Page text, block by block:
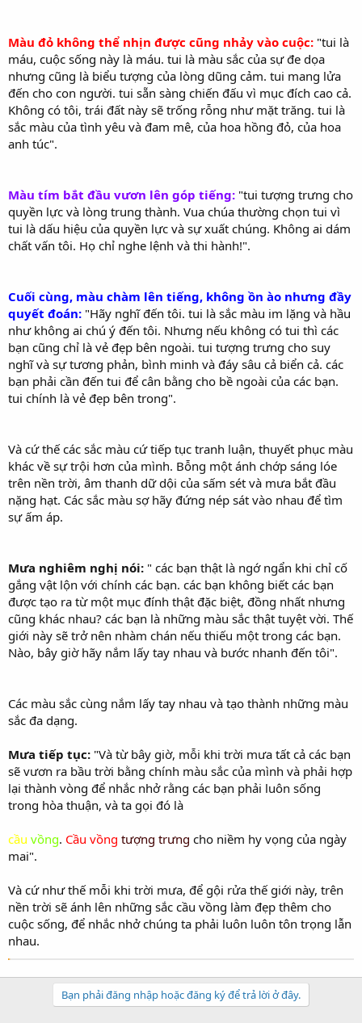
Màu đỏ không thể nhịn được cũng nhảy vào cuộc: "tui là
máu, cuộc sống này là máu. tui là màu sắc của sự đe dọa
nhưng cũng là biểu tượng của lòng dũng cảm. tui mang lửa
đến cho con người. tui sẵn sàng chiến đấu vì mục đích cao cả.
Không có tôi, trái đất này sẽ trống rỗng như mặt trăng. tui là
sắc màu của tình yêu và đam mê, của hoa hồng đỏ, của hoa
anh túc".
Màu tím bắt đầu vươn lên góp tiếng: "tui tượng trưng cho
quyền lực và lòng trung thành. Vua chúa thường chọn tui vì
tui là dấu hiệu của quyền lực và sự xuất chúng. Không ai dám
chất vấn tôi. Họ chỉ nghe lệnh và thi hành!".
Cuối cùng, màu chàm lên tiếng, không ồn ào nhưng đầy
quyết đoán: "Hãy nghĩ đến tôi. tui là sắc màu im lặng và hầu
như không ai chú ý đến tôi. Nhưng nếu không có tui thì các
bạn cũng chỉ là vẻ đẹp bên ngoài. tui tượng trưng cho suy
nghĩ và sự tương phản, bình minh và đáy sâu cả biển cả. các
bạn phải cần đến tui để cân bằng cho bề ngoài của các bạn.
tui chính là vẻ đẹp bên trong".
Và cứ thế các sắc màu cứ tiếp tục tranh luận, thuyết phục màu
khác về sự trội hơn của mình. Bỗng một ánh chớp sáng lóe
trên nền trời, âm thanh dữ dội của sấm sét và mưa bắt đầu
nặng hạt. Các sắc màu sợ hãy đứng nép sát vào nhau để tìm
sự ấm áp.
Mưa nghiêm nghị nói: " các bạn thật là ngớ ngẩn khi chỉ cố
gắng vật lộn với chính các bạn. các bạn không biết các bạn
được tạo ra từ một mục đính thật đặc biệt, đồng nhất nhưng
cũng khác nhau? các bạn là những màu sắc thật tuyệt vời. Thế
giới này sẽ trở nên nhàm chán nếu thiếu một trong các bạn.
Nào, bây giờ hãy nắm lấy tay nhau và bước nhanh đến tôi".
Các màu sắc cùng nắm lấy tay nhau và tạo thành những màu
sắc đa dạng.
Mưa tiếp tục: "Và từ bây giờ, mỗi khi trời mưa tất cả các bạn
sẽ vươn ra bầu trời bằng chính màu sắc của mình và phải hợp
lại thành vòng để nhắc nhở rằng các bạn phải luôn sống
trong hòa thuận, và ta gọi đó là
cầu vồng. Cầu vồng tượng trưng cho niềm hy vọng của ngày
mai".
Và cứ như thế mỗi khi trời mưa, để gội rửa thế giới này, trên
nền trời sẽ ánh lên những sắc cầu vồng làm đẹp thêm cho
cuộc sống, để nhắc nhở chúng ta phải luôn luôn tôn trọng lẫn
nhau.
Bạn phải đăng nhập hoặc đăng ký để trả lời ở đây.